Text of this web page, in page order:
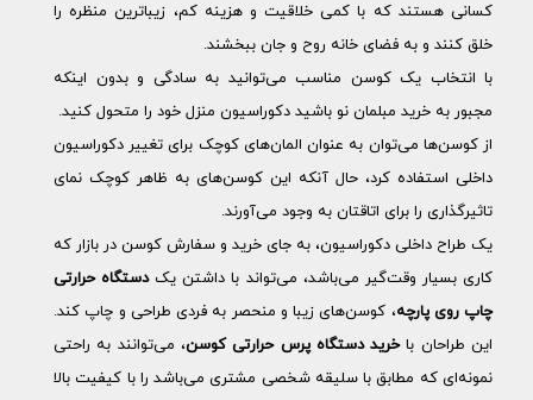
کسانی هستند که با کمی خلاقیت و هزینه کم، زیباترین منظره را
خلق کنند و به فضای خانه روح و جان ببخشند.
با انتخاب یک کوسن مناسب می‌توانید به سادگی و بدون اینکه
مجبور به خرید مبلمان نو باشید دکوراسیون منزل خود را متحول کنید.
از کوسن‌ها می‌توان به عنوان المان‌های کوچک برای تغییر دکوراسیون
داخلی استفاده کرد، حال آنکه این کوسن‌های به ظاهر کوچک نمای
تاثیرگذاری را برای اتاقتان به وجود می‌آورند.
یک طراح داخلی دکوراسیون، به جای خرید و سفارش کوسن در بازار که
کاری بسیار وقت‌گیر می‌باشد، می‌تواند با داشتن یکدستگاه حرارتی
چاپ روی پارچه، کوسن‌های زیبا و منحصر به فردی طراحی و چاپ کند.
این طراحان باخرید دستگاه پرس حرارتی کوسن، می‌توانند به راحتی
نمونه‌ای که مطابق با سلیقه شخصی مشتری می‌باشد را با کیفیت بالا